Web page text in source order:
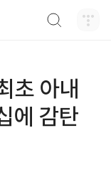
초 아내
에 감탄